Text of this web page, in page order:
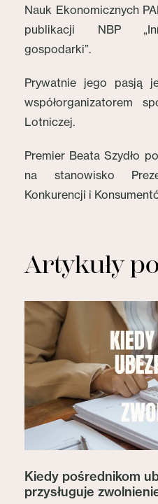
Nauk Ekonomicznych
publikacji NBP
gospodarki”.
Prywatnie jego pasją
współorganizatorem
Lotniczej.
Premier Beata Szydło
na stanowisko
Konkurencji i
Artykuły
Kiedy pośrednikom
przysługuje